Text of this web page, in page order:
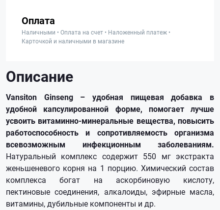
Оплата
Наличными • Оплата на счет • Наложенный платеж •
Карточкой и наличными в магазине
Описание
Vansiton Ginseng – удобная пищевая добавка в
удобной капсулированной форме, помогает лучше
усвоить витаминно-минеральные вещества, повысить
работоспособность и сопротивляемость организма
всевозможным инфекционным заболеваниям.
Натуральный комплекс содержит 550 мг экстракта
женьшеневого корня на 1 порцию. Химический состав
комплекса богат на аскорбиновую кислоту,
пектиновые соединения, алкалоиды, эфирные масла,
витамины, дубильные компоненты и др.